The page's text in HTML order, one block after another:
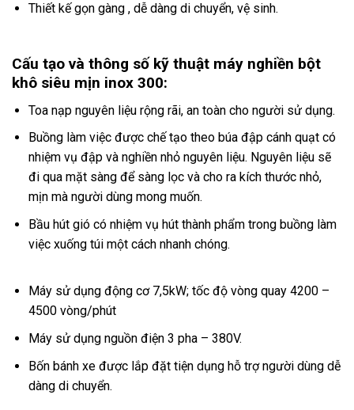
Thiết kế gọn gàng , dễ dàng di chuyển, vệ sinh.
Cấu tạo và thông số kỹ thuật máy nghiền bột
khô siêu mịn inox 300:
Toa nạp nguyên liệu rộng rãi, an toàn cho người sử dụng.
Buồng làm việc được chế tạo theo búa đập cánh quạt có
nhiệm vụ đập và nghiền nhỏ nguyên liệu. Nguyên liệu sẽ
đi qua mặt sàng để sàng lọc và cho ra kích thước nhỏ,
mịn mà người dùng mong muốn.
Bầu hút gió có nhiệm vụ hút thành phẩm trong buồng làm
việc xuống túi một cách nhanh chóng.
Máy sử dụng động cơ 7,5kW; tốc độ vòng quay 4200 –
4500 vòng/phút
Máy sử dụng nguồn điện 3 pha – 380V.
Bốn bánh xe được lắp đặt tiện dụng hỗ trợ người dùng dễ
dàng di chuyển.